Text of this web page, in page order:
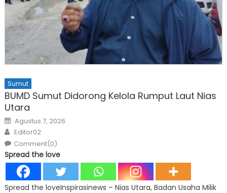
Sumut
BUMD Sumut Didorong Kelola Rumput Laut Nias
Utara
Posted
on
Agustus 7, 2026
Author
Editor02
Comment(0)
Spread the love
Spread the loveInspirasinews – Nias Utara, Badan Usaha Milik